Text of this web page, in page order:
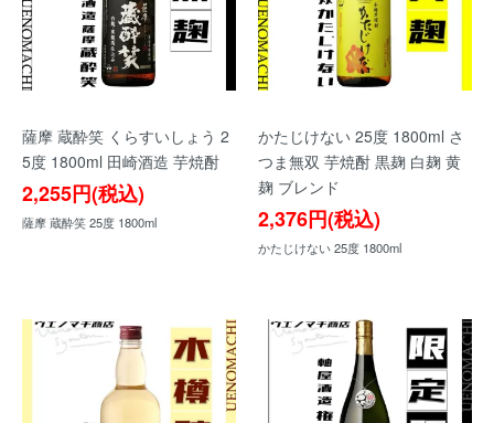
薩摩 蔵酔笑 くらすいしょう 2
5度 1800ml 田崎酒造 芋焼酎
2,255円(税込)
薩摩 蔵酔笑 25度 1800ml
かたじけない 25度 1800ml さ
つま無双 芋焼酎 黒麹 白麹 黄
麹 ブレンド
2,376円(税込)
かたじけない 25度 1800ml